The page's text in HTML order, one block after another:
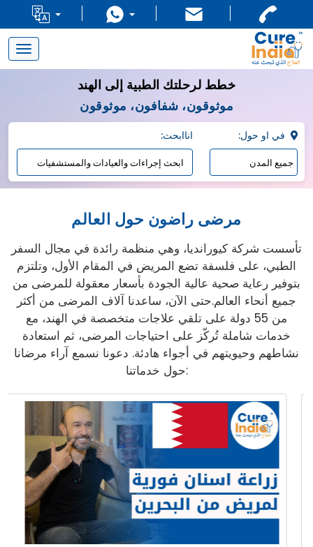
Toggle
navigation
خطط لرحلتك الطبية إلى الهند
موثوقون، شفافون، موثوقون
:اناابحث
مرضى راضون حول العالم
تأسست شركة كيورانديا، وهي منظمة رائدة في مجال السفر
الطبي، على فلسفة تضع المريض في المقام الأول، وتلتزم
بتوفير رعاية صحية عالية الجودة بأسعار معقولة للمرضى من
جميع أنحاء العالم.حتى الآن، ساعدنا آلاف المرضى من أكثر
من 55 دولة على تلقي علاجات متخصصة في الهند، مع
خدمات شاملة تُركّز على احتياجات المرضى، ثم استعادة
نشاطهم وحيويتهم في أجواء هادئة. دعونا نسمع آراء مرضانا
حول خدماتنا: